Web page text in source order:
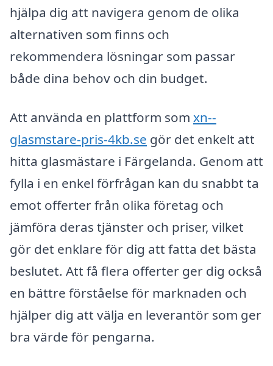
hjälpa dig att navigera genom de olika
alternativen som finns och
rekommendera lösningar som passar
både dina behov och din budget.
Att använda en plattform som xn--
glasmstare-pris-4kb.se gör det enkelt att
hitta glasmästare i Färgelanda. Genom att
fylla i en enkel förfrågan kan du snabbt ta
emot offerter från olika företag och
jämföra deras tjänster och priser, vilket
gör det enklare för dig att fatta det bästa
beslutet. Att få flera offerter ger dig också
en bättre förståelse för marknaden och
hjälper dig att välja en leverantör som ger
bra värde för pengarna.